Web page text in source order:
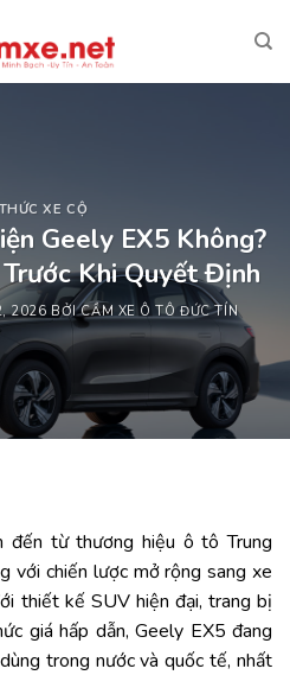
XE CỘ
Geely EX5 Không?
Khi Quyết Định
2026 BỞICẦM XE Ô TÔ ĐỨC TÍN
đến từ thương hiệu ô tô Trung
với chiến lược mở rộng sang xe
thiết kế SUV hiện đại, trang bị
giá hấp dẫn, Geely EX5 đang
trong nước và quốc tế, nhất